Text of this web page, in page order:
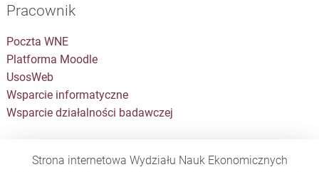
Pracownik
Poczta WNE
Platforma Moodle
UsosWeb
Wsparcie informatyczne
Wsparcie działalności badawczej
Strona internetowa Wydziału Nauk Ekonomicznych